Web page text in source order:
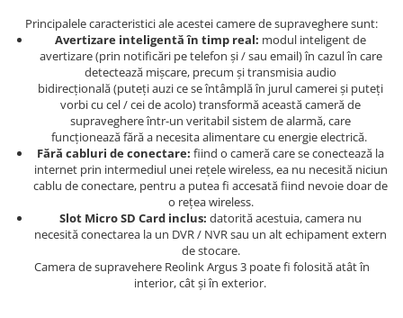
Principalele caracteristici ale acestei camere de supraveghere sunt:
Avertizare inteligentă în timp real: modul inteligent de
avertizare (prin notificări pe telefon și / sau email) în cazul în care
detectează mișcare, precum și transmisia audio
bidirecțională (puteți auzi ce se întâmplă în jurul camerei și puteți
vorbi cu cel / cei de acolo) transformă această cameră de
supraveghere într-un veritabil sistem de alarmă, care
funcționează fără a necesita alimentare cu energie electrică.
Fără cabluri de conectare: fiind o cameră care se conectează la
internet prin intermediul unei rețele wireless, ea nu necesită niciun
cablu de conectare, pentru a putea fi accesată fiind nevoie doar de
o rețea wireless.
Slot Micro SD Card inclus: datorită acestuia, camera nu
necesită conectarea la un DVR / NVR sau un alt echipament extern
de stocare.
Camera de supravehere Reolink Argus 3 poate fi folosită atât în
interior, cât și în exterior.